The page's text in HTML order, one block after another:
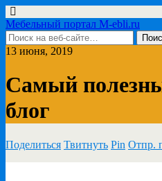
Мебельный портал M-ebli.ru
13 июня, 2019
Самый
блог
Поделиться Твитнуть Pin Отпр.